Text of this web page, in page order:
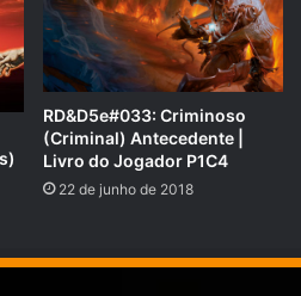
Group,
na Botae no iTunes do
5 estrelaspara também ajudar
RD&D5e#033: Criminoso
(Criminal) Antecedente |
Livro do Jogador P1C4
22 de junho de 2018